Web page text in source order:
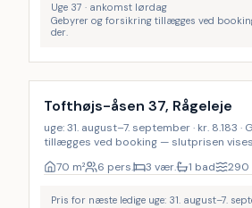
Uge 37 · ankomst lørdag
Gebyrer og forsikring tillægges ved
der.
Tofthøjs-åsen 37, Rågeleje
uge: 31. august–7. september · kr. 8.183
tillægges ved booking — slutprisen
70 m² 6 pers. 3 vær. 1 bad 290
Pris for næste ledige uge: 31. august–7.